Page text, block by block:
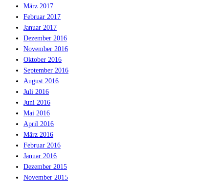
März 2017
Februar 2017
Januar 2017
Dezember 2016
November 2016
Oktober 2016
September 2016
August 2016
Juli 2016
Juni 2016
Mai 2016
April 2016
März 2016
Februar 2016
Januar 2016
Dezember 2015
November 2015